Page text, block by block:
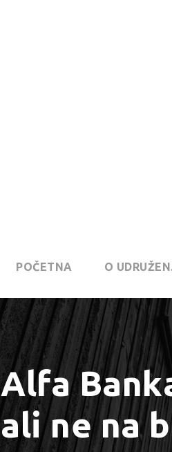
POČETNA O
Alfa
ali ne na